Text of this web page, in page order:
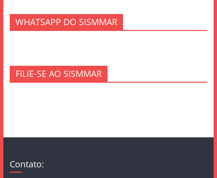
WHATSAPP DO SISMMAR
FILIE-SE AO SISMMAR
Contato: